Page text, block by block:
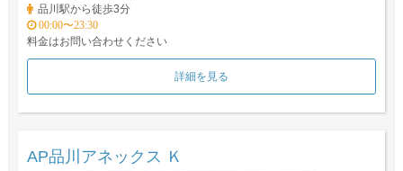
品川駅から徒歩3分
00:00〜23:30
料金はお問い合わせください
詳細を見る
AP品川アネックス Ｋ